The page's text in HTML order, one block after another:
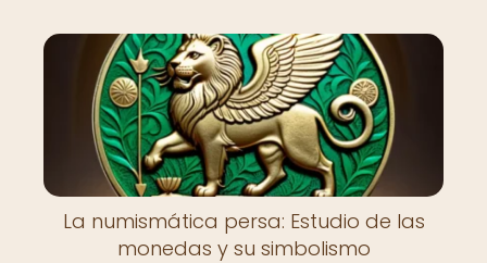
La numismática persa: Estudio de las
monedas y su simbolismo